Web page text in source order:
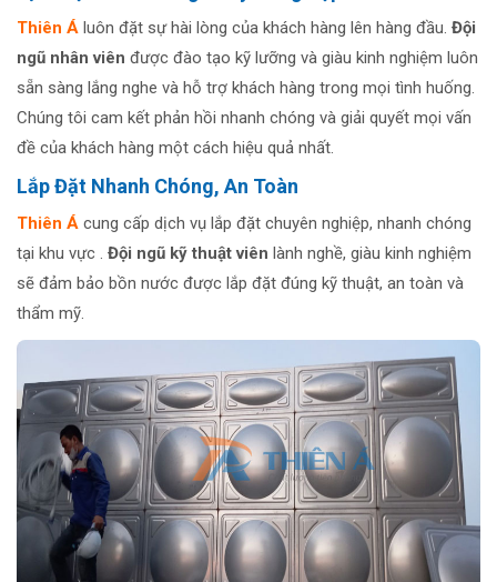
Thiên Á luôn đặt sự hài lòng của khách hàng lên hàng đầu. Đội
ngũ nhân viên được đào tạo kỹ lưỡng và giàu kinh nghiệm luôn
sẵn sàng lắng nghe và hỗ trợ khách hàng trong mọi tình huống.
Chúng tôi cam kết phản hồi nhanh chóng và giải quyết mọi vấn
đề của khách hàng một cách hiệu quả nhất.
Lắp Đặt Nhanh Chóng, An Toàn
Thiên Á cung cấp dịch vụ lắp đặt chuyên nghiệp, nhanh chóng
tại khu vực . Đội ngũ kỹ thuật viên lành nghề, giàu kinh nghiệm
sẽ đảm bảo bồn nước được lắp đặt đúng kỹ thuật, an toàn và
thẩm mỹ.